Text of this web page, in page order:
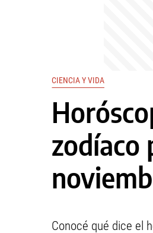
CIENCIA Y VIDA
zodíaco
Conocé qué dice el